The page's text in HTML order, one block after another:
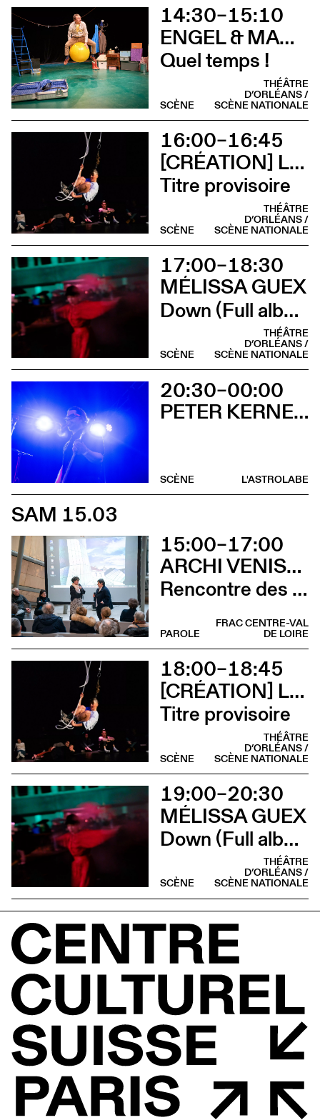
14:30–15:10
ENGEL & MAGORRIAN
Quel temps !
THÉÂTRE
D’ORLÉANS /
SCÈNE NATIONALE
SCÈNE
16:00–16:45
[CRÉATION] LILI PARSON
Titre provisoire
THÉÂTRE
D’ORLÉANS /
SCÈNE NATIONALE
SCÈNE
17:00–18:30
MÉLISSA GUEX
Down (Full album)
THÉÂTRE
D’ORLÉANS /
SCÈNE NATIONALE
SCÈNE
20:30–00:00
PETER KERNEL + ONE SENTENCE. SUPERVISOR
L'ASTROLABE
SCÈNE
SAM 15.03
15:00–17:00
ARCHI VENISE 2025
Rencontre des pavillons suisse et français
FRAC CENTRE-VAL
DE LOIRE
PAROLE
18:00–18:45
[CRÉATION] LILI PARSON
Titre provisoire
THÉÂTRE
D’ORLÉANS /
SCÈNE NATIONALE
SCÈNE
19:00–20:30
MÉLISSA GUEX
Down (Full album)
THÉÂTRE
D’ORLÉANS /
SCÈNE NATIONALE
SCÈNE